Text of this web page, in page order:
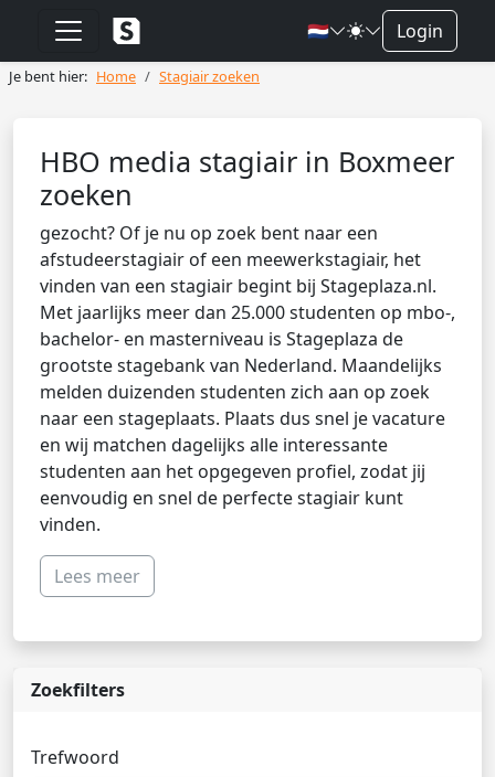
🇳🇱 Login
Je bent hier: Home Stagiair zoeken
HBO media stagiair in Boxmeer
zoeken
gezocht? Of je nu op zoek bent naar een
afstudeerstagiair of een meewerkstagiair, het
vinden van een stagiair begint bij Stageplaza.nl.
Met jaarlijks meer dan 25.000 studenten op mbo-,
bachelor- en masterniveau is Stageplaza de
grootste stagebank van Nederland. Maandelijks
melden duizenden studenten zich aan op zoek
naar een stageplaats. Plaats dus snel je vacature
en wij matchen dagelijks alle interessante
studenten aan het opgegeven profiel, zodat jij
eenvoudig en snel de perfecte stagiair kunt
vinden.
Lees meer
Zoekfilters
Trefwoord